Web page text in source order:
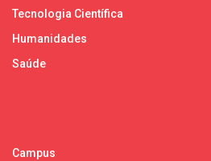
Tecnologia Científica
Humanidades
Saúde
Campus